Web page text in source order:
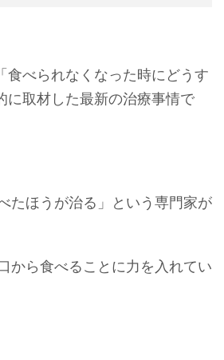
食べられなくなった時にどうす
に取材した最新の治療事情で
たほうが治る」という専門家が
から食べることに力を入れてい